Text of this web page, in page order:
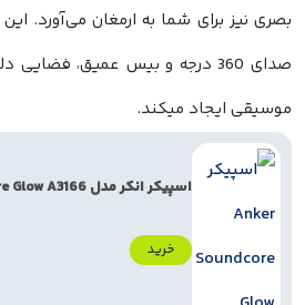
شما به ارمغان می‌آورد. ایناسپیکر
صدای 360 درجه و بیس عمیق، فضایی دلنشین
میکند.
اسپیکر انکر مدل Soundcore Glow A3166
خرید